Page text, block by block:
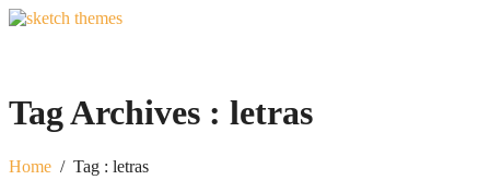
Tag Archives : letras
Home / Tag : letras